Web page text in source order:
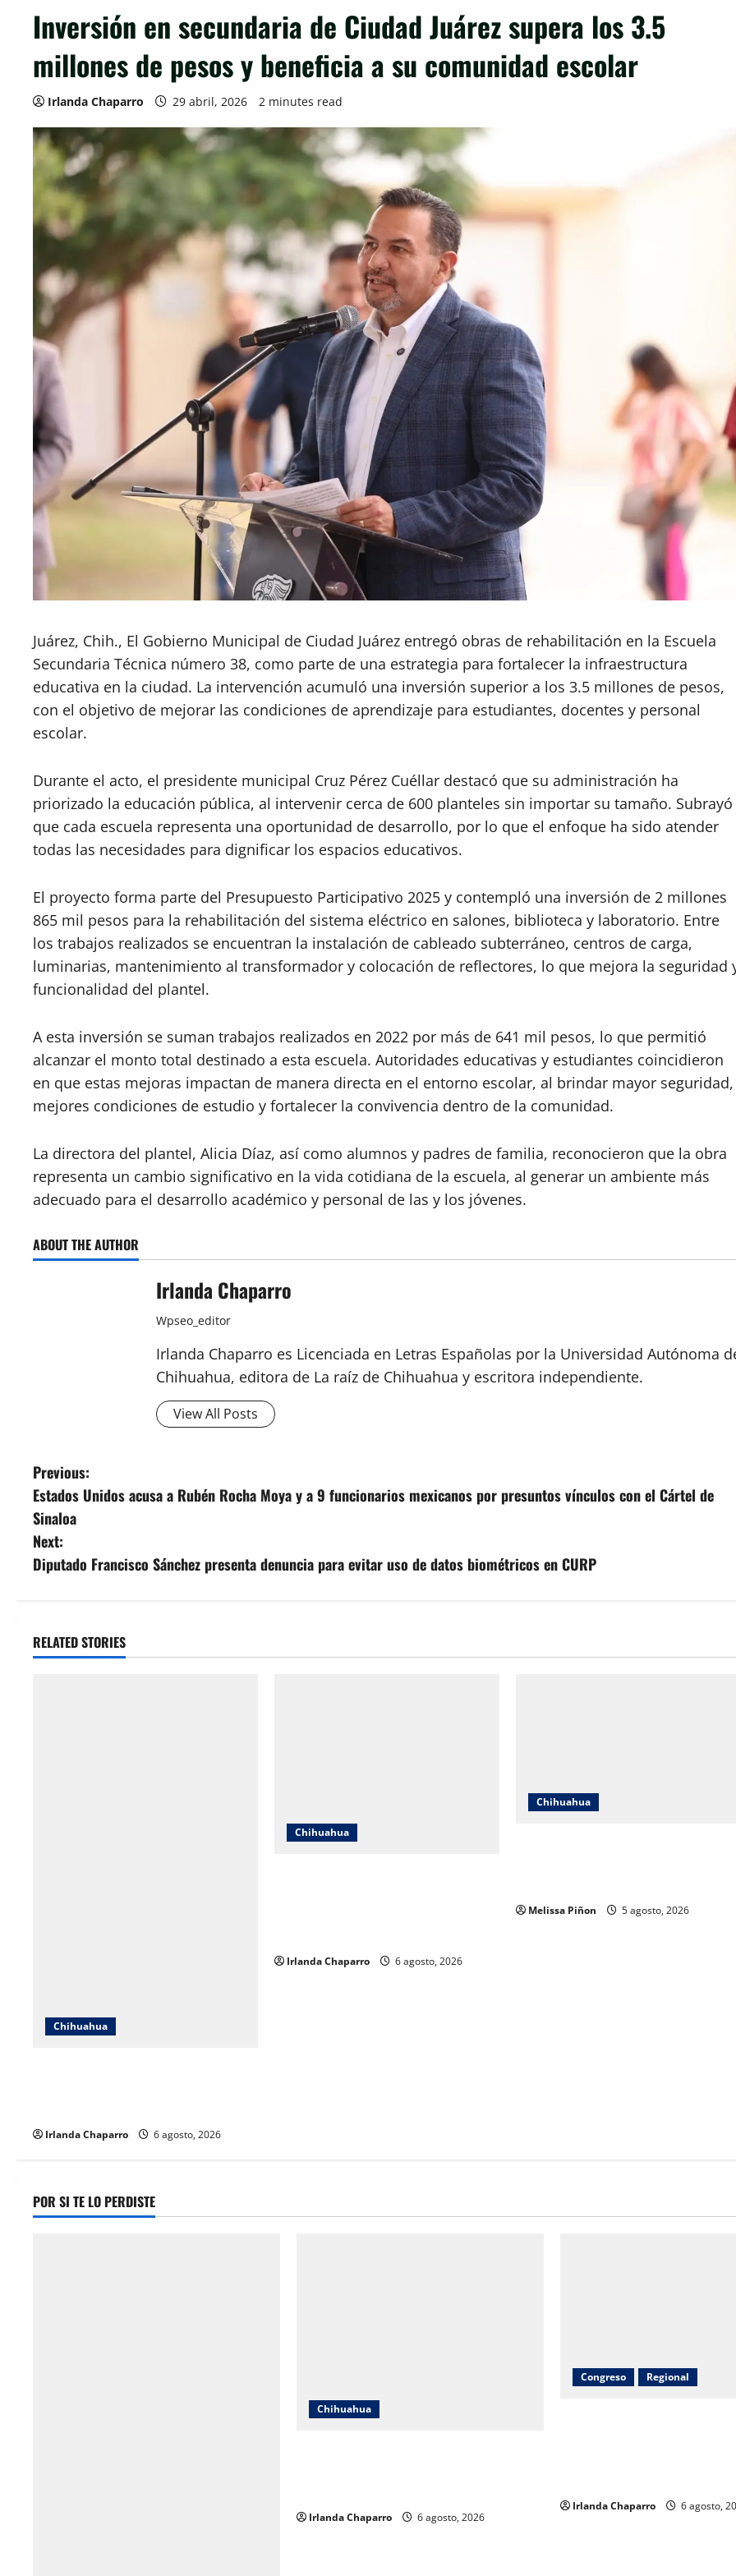
Inversión en secundaria de Ciudad Juárez supera los 3.5
millones de pesos y beneficia a su comunidad escolar
Irlanda Chaparro 29 abril, 2026 2 minutes read
Juárez, Chih., El Gobierno Municipal de Ciudad Juárez entregó obras de rehabilitación en la Escuela
Secundaria Técnica número 38, como parte de una estrategia para fortalecer la infraestructura
educativa en la ciudad. La intervención acumuló una inversión superior a los 3.5 millones de pesos,
con el objetivo de mejorar las condiciones de aprendizaje para estudiantes, docentes y personal
escolar.
Durante el acto, el presidente municipal Cruz Pérez Cuéllar destacó que su administración ha
priorizado la educación pública, al intervenir cerca de 600 planteles sin importar su tamaño. Subrayó
que cada escuela representa una oportunidad de desarrollo, por lo que el enfoque ha sido atender
todas las necesidades para dignificar los espacios educativos.
El proyecto forma parte del Presupuesto Participativo 2025 y contempló una inversión de 2 millones
865 mil pesos para la rehabilitación del sistema eléctrico en salones, biblioteca y laboratorio. Entre
los trabajos realizados se encuentran la instalación de cableado subterráneo, centros de carga,
luminarias, mantenimiento al transformador y colocación de reflectores, lo que mejora la seguridad
funcionalidad del plantel.
A esta inversión se suman trabajos realizados en 2022 por más de 641 mil pesos, lo que permitió
alcanzar el monto total destinado a esta escuela. Autoridades educativas y estudiantes coincidieron
en que estas mejoras impactan de manera directa en el entorno escolar, al brindar mayor seguridad,
mejores condiciones de estudio y fortalecer la convivencia dentro de la comunidad.
La directora del plantel, Alicia Díaz, así como alumnos y padres de familia, reconocieron que la obra
representa un cambio significativo en la vida cotidiana de la escuela, al generar un ambiente más
adecuado para el desarrollo académico y personal de las y los jóvenes.
ABOUT THE AUTHOR
Irlanda Chaparro
Wpseo_editor
Irlanda Chaparro es Licenciada en Letras Españolas por la Universidad Autónoma
Chihuahua, editora de La raíz de Chihuahua y escritora independiente.
View All Posts
P
o
s
t
a
Previous:
Estados Unidos acusa a Rubén Rocha Moya y a 9 funcionarios mexicanos por presuntos vínculos con el Cártel de
Sinaloa
Next:
Diputado Francisco Sánchez presenta denuncia para evitar uso de datos biométricos en CURP
RELATED STORIES
Chihuahua
Irlanda Chaparro 6 agosto, 2026
Chihuahua
Irlanda Chaparro 6 agosto, 2026
Chihuahua
Melissa Piñon 5 agosto, 2026
POR SI TE LO PERDISTE
Chihuahua
Irlanda Chaparro 6 agosto, 2026
Congreso Regional
Irlanda Chaparro 6 agosto,